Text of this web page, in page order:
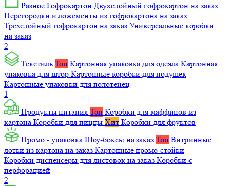
Разное Гофрокартон Двухслойный гофрокартон на заказ
Перегородки и ложементы из гофрокартона на заказ
Трехслойный гофрокартон на заказ Универсальные коробки
на заказ
2
Текстиль Топ Картонная упаковка для одеяла Картонная
упаковка для штор Картонные коробки для подушек
Картонные упаковки для полотенец
1
Продукты питания Топ Коробки для маффинов из
картона Коробки для пиццы Хит Коробки для фруктов
Промо - упаковка Шоу-боксы на заказ Топ Витринные
лотки из картона на заказ Картонные промо-стойки
Коробки диспенсеры для листовок на заказ Коробки с
перфорацией
2